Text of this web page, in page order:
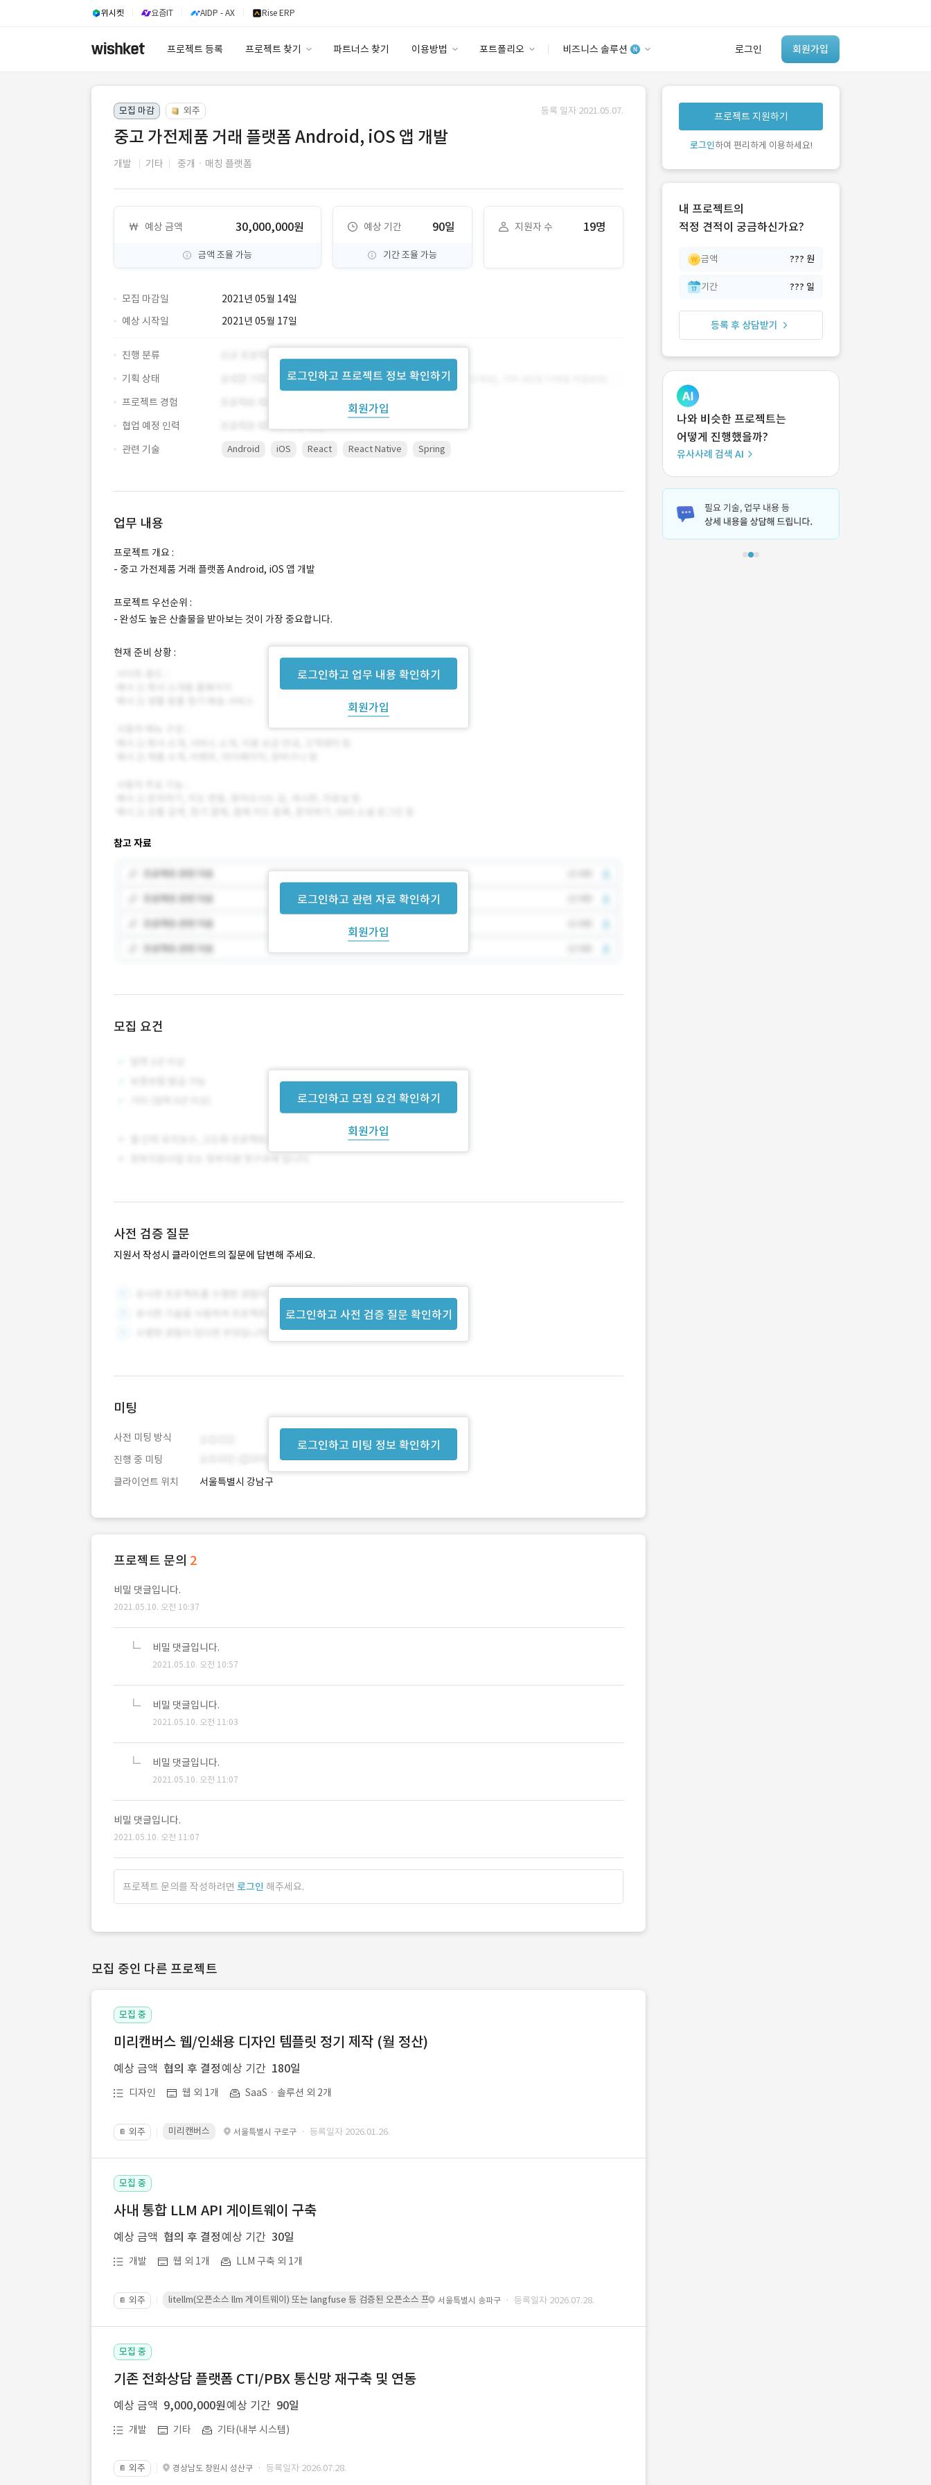
위시켓 요즘IT AIDP - AX Rise ERP
프로젝트 등록 프로젝트 찾기 파트너스 찾기 이용방법 포트폴리오 비즈니스 솔루션 로그인 회원가입
이용요금
고객센터
안심 코드 케어
유사사례 검색 AI
‘이런 거’ 만들어본
개발 회사 있어?
모집 마감 외주 등록 일자 2021.05.07.
중고 가전제품 거래 플랫폼 Android, iOS 앱 개발
개발 기타 중개ㆍ매칭 플랫폼
예상 금액 30,000,000원
금액 조율 가능
예상 기간 90일
기간 조율 가능
지원자 수 19명
모집 마감일 2021년 05월 14일
로그인하고 프로젝트 정보 확인하기
회원가입
예상 시작일 2021년 05월 17일
진행 분류
기획 상태
프로젝트 경험
협업 예정 인력
관련 기술
Android iOS React React Native Spring
업무 내용
로그인하고 업무 내용 확인하기
회원가입
프로젝트 개요 :
- 중고 가전제품 거래 플랫폼 Android, iOS 앱 개발
프로젝트 우선순위 :
- 완성도 높은 산출물을 받아보는 것이 가장 중요합니다.
현재 준비 상황 :
참고 자료
로그인하고 관련 자료 확인하기
회원가입
모집 요건
로그인하고 모집 요건 확인하기
회원가입
사전 검증 질문
지원서 작성시 클라이언트의 질문에 답변해 주세요.
로그인하고 사전 검증 질문 확인하기
로그인하고 미팅 정보 확인하기
미팅
사전 미팅 방식
진행 중 미팅
클라이언트 위치
서울특별시 강남구
프로젝트 문의 2
비밀 댓글입니다.
2021.05.10. 오전 10:37
비밀 댓글입니다.
2021.05.10. 오전 10:57
비밀 댓글입니다.
2021.05.10. 오전 11:03
비밀 댓글입니다.
2021.05.10. 오전 11:07
비밀 댓글입니다.
2021.05.10. 오전 11:07
프로젝트 문의를 작성하려면 로그인 해주세요.
모집 중인 다른 프로젝트
모집 중
미리캔버스 웹/인쇄용 디자인 템플릿 정기 제작 (월 정산)
예상 금액 협의 후 결정 예상 기간 180일
디자인 웹 외 1개 SaaSㆍ솔루션 외 2개
📔 외주 미리캔버스 서울특별시 구로구 · 등록일자 2026.01.26.
모집 중
사내 통합 LLM API 게이트웨이 구축
예상 금액 협의 후 결정 예상 기간 30일
개발 웹 외 1개 LLM 구축 외 1개
📔 외주 litellm(오픈소스 llm 게이트웨이) 또는 langfuse 등 검증된 오픈소스 프레임워크를 기반으로 시스템을 구축
서울특별시 송파구 · 등록일자 2026.07.28.
모집 중
기존 전화상담 플랫폼 CTI/PBX 통신망 재구축 및 연동
예상 금액 9,000,000원 예상 기간 90일
개발 기타 기타(내부 시스템)
📔 외주 경상남도 창원시 성산구 · 등록일자 2026.07.28.
프로젝트 지원하기
로그인하여 편리하게 이용하세요!
내 프로젝트의
적정 견적이 궁금하신가요?
금액 ??? 원
기간 ??? 일
등록 후 상담받기
나와 비슷한 프로젝트는
어떻게 진행했을까?
유사사례 검색 AI